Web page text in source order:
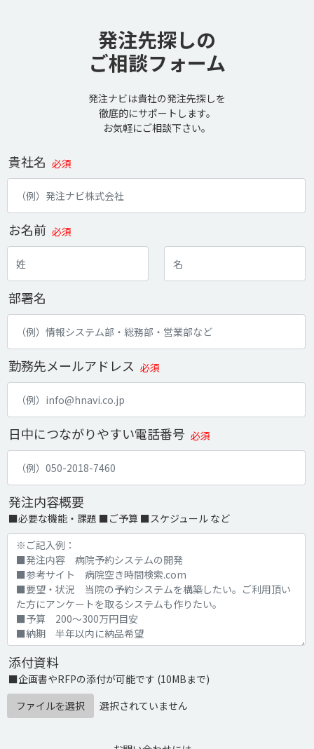
発注先探しの
ご相談フォーム
発注ナビは貴社の発注先探しを
徹底的にサポートします。
お気軽にご相談下さい。
貴社名 必須
お名前 必須
部署名
勤務先メールアドレス 必須
日中につながりやすい電話番号 必須
発注内容概要
■必要な機能・課題 ■ご予算 ■スケジュール など
添付資料
■企画書やRFPの添付が可能です (10MBまで)
ファイルを選択
選択されていません